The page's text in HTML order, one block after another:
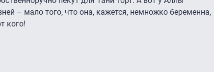
– мало того, что она, кажется, немножко беременна,
кого!